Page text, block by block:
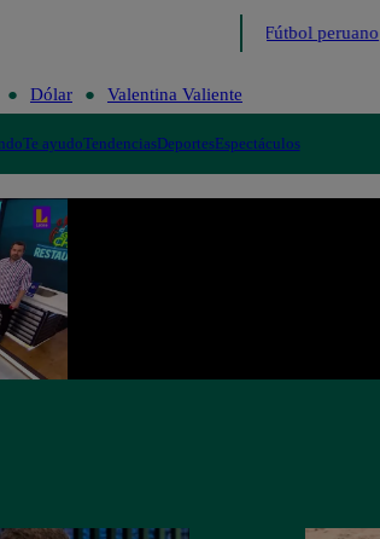
Fútbol peruano
Dólar Valentina Valiente
Te ayudoTendenciasDeportesEspectáculos